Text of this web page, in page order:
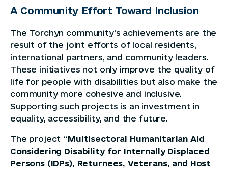
A Community Effort Toward Inclusion
The Torchyn community’s achievements are the
result of the joint efforts of local residents,
international partners, and community leaders.
These initiatives not only improve the quality of
life for people with disabilities but also make the
community more cohesive and inclusive.
Supporting such projects is an investment in
equality, accessibility, and the future.
The project “Multisectoral Humanitarian Aid
Considering Disability for Internally Displaced
Persons (IDPs), Returnees, Veterans, and Host